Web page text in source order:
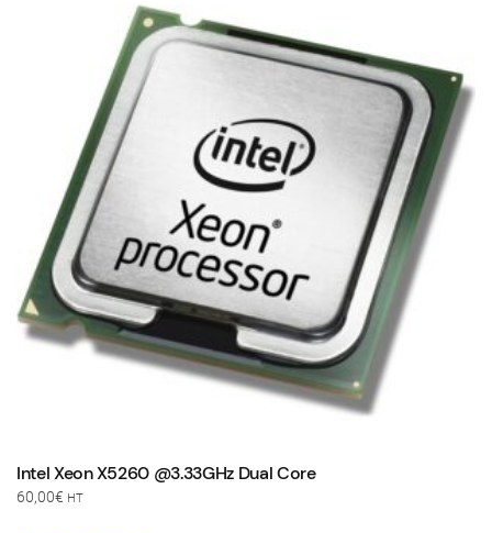
Intel Xeon X5260 @3.33GHz Dual Core
60,00€ HT